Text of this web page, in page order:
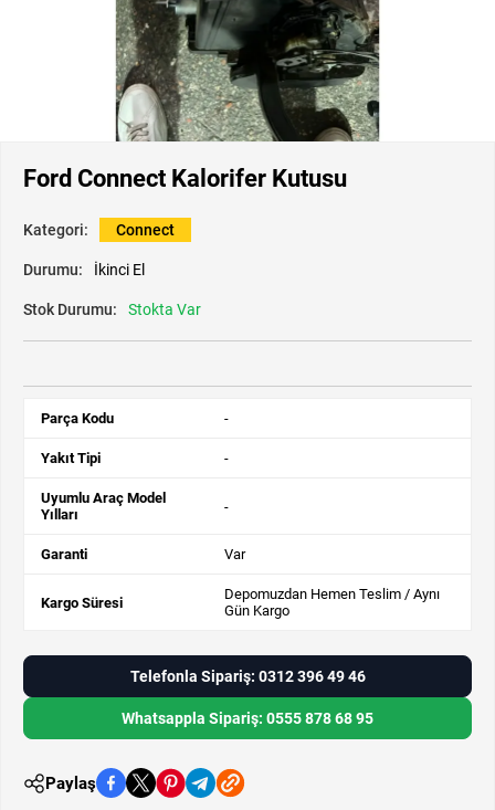
Ford Connect Kalorifer Kutusu
Kategori: Connect
Durumu: İkinci El
Stok Durumu: Stokta Var
Parça Kodu -
Yakıt Tipi -
Uyumlu Araç Model
Yılları
-
Garanti Var
Kargo Süresi
Depomuzdan Hemen Teslim / Aynı
Gün Kargo
Telefonla Sipariş: 0312 396 49 46
Whatsappla Sipariş: 0555 878 68 95
Paylaş